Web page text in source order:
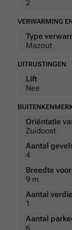
2
VERWARMING
Type
Mazout
UITRUSTINGEN
Lift
Nee
Oriëntatie
Zuidoost
Aantal
4
Breedte
9 m
Aantal
1
Aantal
6